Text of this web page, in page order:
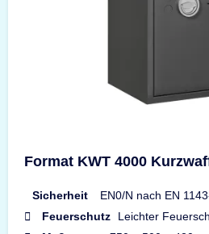
Format KWT 4000
Sicherheit
EN0/N nach EN
Feuerschutz
Leichter